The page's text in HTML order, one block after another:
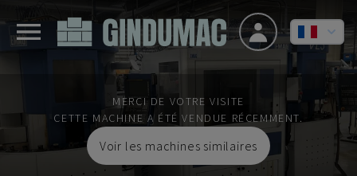
MERCI DE VOTRE VISITE
CETTE MACHINE A ÉTÉ VENDUE RÉCEMMENT.
Voir les machines similaires